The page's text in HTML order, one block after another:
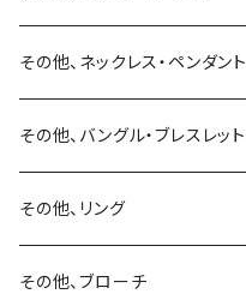
リング
15号以上
ピアス
イヤリング
ブローチ
リング
バングル・ブレスレット
ブローチ
ネックレス
ピアス
イヤリング
その他、ネックレス・ペンダント
その他、バングル・ブレスレット
その他、リング
その他、ブローチ